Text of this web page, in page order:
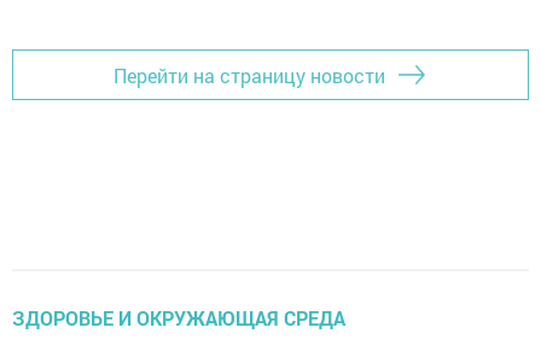
Перейти на страницу новости
ЗДОРОВЬЕ И ОКРУЖАЮЩАЯ СРЕДА